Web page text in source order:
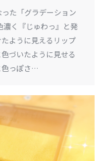
た「グラデーション
濃く『じゅわっ』と発
ように見えるリップ
づいたように見せる
色っぽさ…